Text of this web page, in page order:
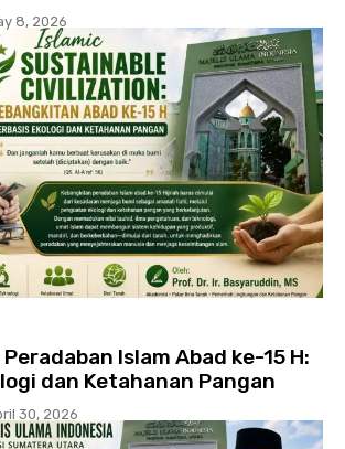
8, 2026
Islam Abad ke-15 H:
dan Ketahanan Pangan
30, 2026